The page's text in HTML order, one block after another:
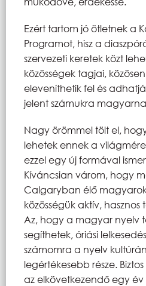
Ezért tartom jó ötletnek a
Programot, hisz a
szervezeti keretek közt
közösségek tagjai,
eleveníthetik fel és
jelent számukra
Nagy örömmel tölt el,
lehetek ennek a
ezzel egy új formával
Kíváncsian várom, hogy
Calgaryban élő
közösségük aktív,
Az, hogy a magyar nyelv
segíthetek, óriási
számomra a nyelv
legértékesebb része.
az elkövetkezendő egy év